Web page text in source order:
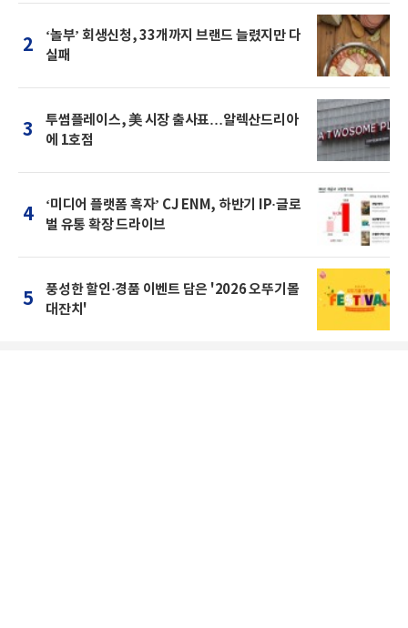
2
‘놀부’ 회생신청, 33개까지 브랜드 늘렸지만 다
실패
3
투썸플레이스, 美 시장 출사표…알렉산드리아
에 1호점
4
‘미디어 플랫폼 흑자’ CJ ENM, 하반기 IP·글로
벌 유통 확장 드라이브
5
풍성한 할인·경품 이벤트 담은 '2026 오뚜기몰
대잔치'